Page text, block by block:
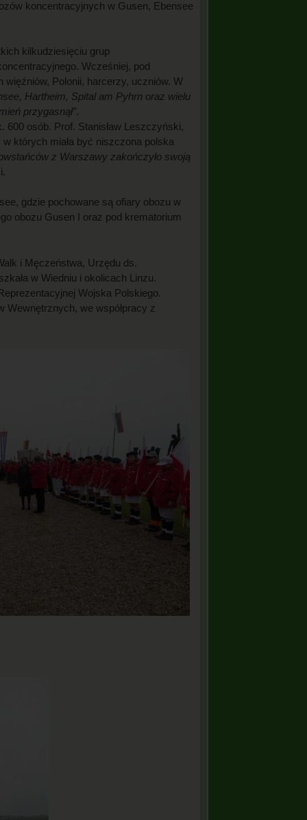
koncentracyjnych w Gusen, Ebensee
kilkudziesięciu grup
Wcześniej, pod
Polonii, harcerzy, uczniów. W
Hartheim, Spital am Pyhrn oraz wielu
przygasnął”.
600 osób. Prof. Stanisław Leszczyński,
których miała być niszczona polska
z Warszawy zakończyło swoją
gdzie pochowane są ofiary obozu w
obozu Gusen I oraz pod krematorium
i Męczeństwa, Urzędu ds.
w Wiedniu i okolicach Linzu.
Wojska Polskiego.
Wewnętrznych, we współpracy z